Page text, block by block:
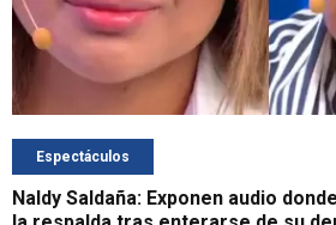
Espectáculos
Naldy Saldaña: Exponen audio